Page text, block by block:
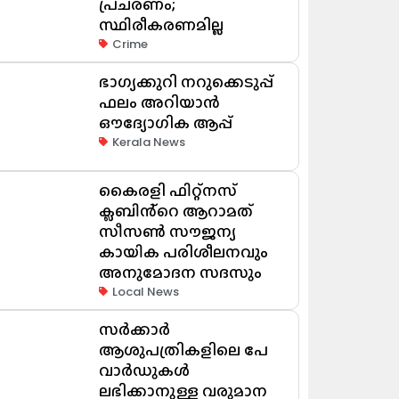
സ്ഥിരീകരണമില്ല
Crime
ഭാഗ്യക്കുറി നറുക്കെടുപ്പ്
ഫലം അറിയാൻ
ഔദ്യോഗിക ആപ്പ്
Kerala News
കൈരളി ഫിറ്റ്നസ്
ക്ലബിൻ്റെ ആറാമത്
സീസൺ സൗജന്യ
കായിക പരിശീലനവും
അനുമോദന സദസും
Local News
സർക്കാർ
ആശുപത്രികളിലെ പേ
വാർഡുകൾ
ലഭിക്കാനുള്ള വരുമാന